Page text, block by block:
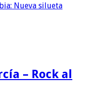
Nueva silueta
– Rock al